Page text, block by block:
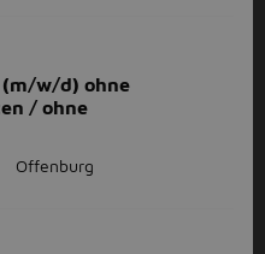
w/d) ohne
/ ohne
Offenburg